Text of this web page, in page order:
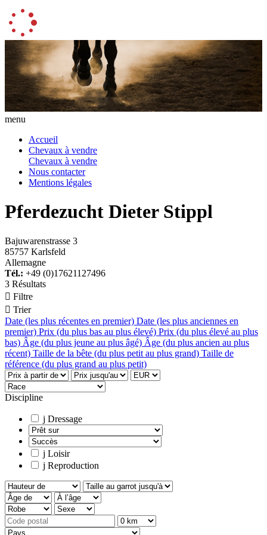
menu
Accueil
Chevaux à vendre
Chevaux à vendre
Nous contacter
Mentions légales
Pferdezucht Dieter Stippl
Bajuwarenstrasse 3
85757 Karlsfeld
Allemagne
Tél.: +49 (0)17621127496
3 Résultats
 Filtre
 Trier
Date (les plus récentes en premier) Date (les plus anciennes en
premier) Prix (du plus bas au plus élevé) Prix (du plus élevé au plus
bas) Âge (du plus jeune au plus âgé) Âge (du plus ancien au plus
récent) Taille de la bête (du plus petit au plus grand) Taille de
référence (du plus grand au plus petit)
Discipline
j Dressage
j Loisir
j Reproduction